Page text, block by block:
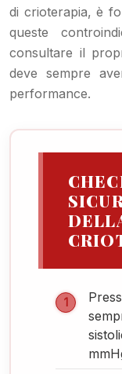
di crioterapia, è
queste
consultare il
deve sempre
performance.